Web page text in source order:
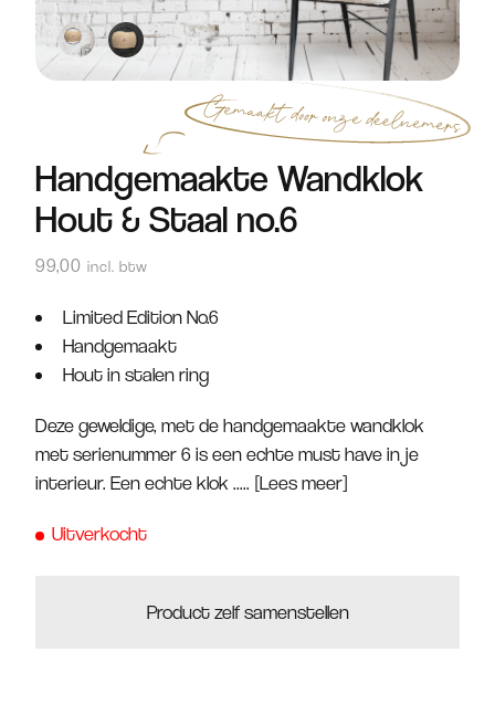
Handgemaakte Wandklok
Hout & Staal no.6
99,00 incl. btw
Limited Edition No.6
Handgemaakt
Hout in stalen ring
Deze geweldige, met de handgemaakte wandklok
met serienummer 6 is een echte must have in je
interieur. Een echte klok ..... [Lees meer]
Uitverkocht
Product zelf samenstellen